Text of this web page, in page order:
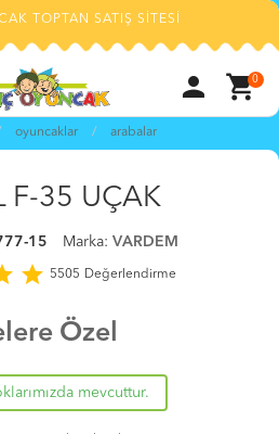
TOPTAN SATIŞ SİTESİ
person shopping_cart0
oyuncaklar arabalar
F-35 UÇAK
15 Marka: VARDEM
star 5505 Değerlendirme
Özel
mevcuttur.